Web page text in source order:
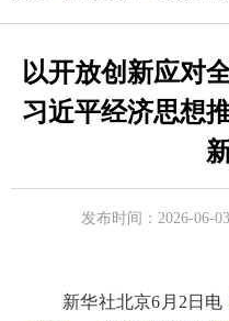
以开放创新应对
习近平经济思想
发布时间：2026-06-
新华社北京6月2日电